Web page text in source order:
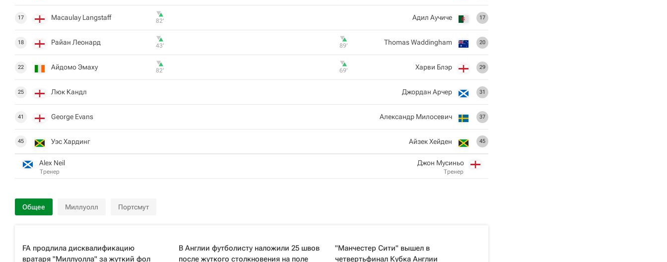
17 Macaulay Langstaff 82‎’‎
18 Райан Леонард 43‎’‎
22 Айдомо Эмаху 82‎’‎
25 Люк Кандл
41 George Evans
45 Уэс Хардинг
Alex Neil
Тренер
17
Адил Аучиче
20
Thomas Waddingham
89‎’‎
29
Харви Блэр
69‎’‎
31
Джордан Арчер
37
Александр Милосевич
45
Айзек Хейден
Джон Мусиньо
Тренер
Общее Миллуолл Портсмут
FA продлила дисквалификацию
вратаря "Миллуолла" за жуткий фол
В Англии футболисту наложили 25 швов
после жуткого столкновения на поле
"Манчестер Сити" вышел в
четвертьфинал Кубка Англии